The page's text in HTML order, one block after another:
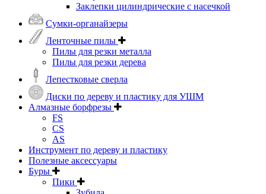
Заклепки цилиндрические с насечкой
Сумки-органайзеры
Ленточные пилы
Пилы для резки металла
Пилы для резки дерева
Лепестковые сверла
Диски по дереву и пластику для УШМ
Алмазные борфрезы
FS
CS
AS
Инструмент по дереву и пластику
Полезные аксессуары
Буры
Пики